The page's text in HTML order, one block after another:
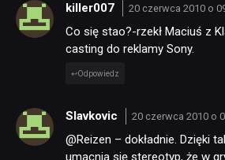
killer007 20 czerwca 2010 o
Co się stao?-rzekł Maciuś z
casting do reklamy Sony.
Odpowiedz
Slavkovic 20 czerwca 2010 o
@Reizen – dokładnie. Dzięki
umacnia się stereotyp, że w